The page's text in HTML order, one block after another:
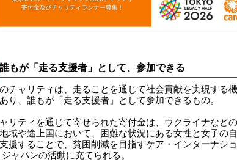
誰もが「走る支援者」として、参加できる
チャリティは、走ることを通じて社会貢献を実現する
り、誰もが「走る支援者」として参加できるもの。
リティを通じて寄せられた寄付金は、ウクライナなど
域や途上国において、困難な状況にある女性と女子の
援することで、貧困削減を目指すケア・インターナシ
ジャパンの活動に充てられる。